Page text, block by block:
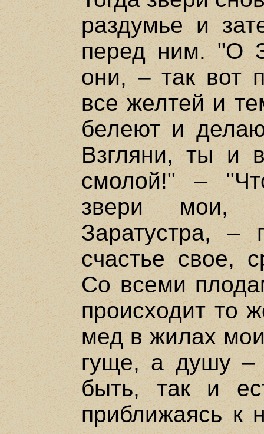
раздумье и
перед ним. "О
они, – так вот
все желтей и
белеют и
Взгляни, ты и
смолой!" –
звери мои,
Заратустра, –
счастье свое,
Со всеми
происходит то
мед в жилах
гуще, а душу –
быть, так и
приближаясь к